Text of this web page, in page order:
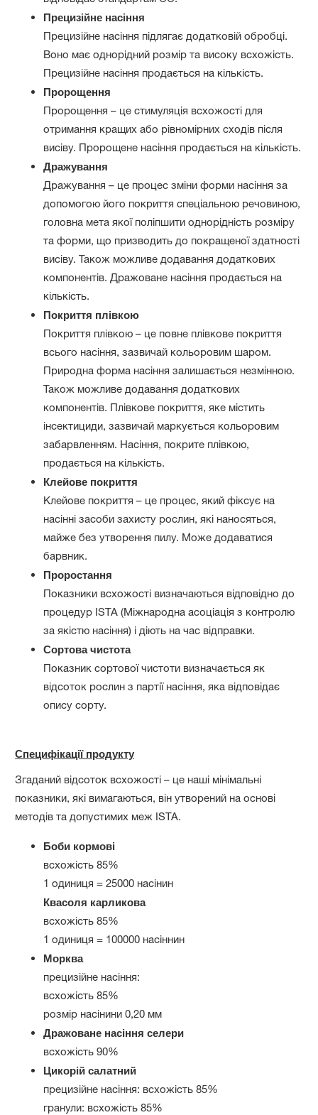
Прецизійне насіння
Прецизійне насіння підлягає додатковій обробці.
Воно має однорідний розмір та високу всхожість.
Прецизійне насіння продається на кількість.
Пророщення
Пророщення – це стимуляція всхожості для
отримання кращих або рівномірних сходів після
висіву. Пророщене насіння продається на кількість.
Дражування
Дражування – це процес зміни форми насіння за
допомогою його покриття спеціальною речовиною,
головна мета якої поліпшити однорідність розміру
та форми, що призводить до покращеної здатності
висіву. Також можливе додавання додаткових
компонентів. Дражоване насіння продається на
кількість.
Покриття плівкою
Покриття плівкою – це повне плівкове покриття
всього насіння, зазвичай кольоровим шаром.
Природна форма насіння залишається незмінною.
Також можливе додавання додаткових
компонентів. Плівкове покриття, яке містить
інсектициди, зазвичай маркується кольоровим
забарвленням. Насіння, покрите плівкою,
продається на кількість.
Клейове покриття
Клейове покриття – це процес, який фіксує на
насінні засоби захисту рослин, які наносяться,
майже без утворення пилу. Може додаватися
барвник.
Проростання
Показники всхожості визначаються відповідно до
процедур ISTA (Міжнародна асоціація з контролю
за якістю насіння) і діють на час відправки.
Сортова чистота
Показник сортової чистоти визначається як
відсоток рослин з партії насіння, яка відповідає
опису сорту.
Специфікації продукту
Згаданий відсоток всхожості – це наші мінімальні
показники, які вимагаються, він утворений на основі
методів та допустимих меж ISTA.
Боби кормові
всхожість 85%
1 одиниця = 25000 насінин
Квасоля карликова
всхожість 85%
1 одиниця = 100000 насіннин
Морква
прецизійне насіння:
всхожість 85%
розмір насінини 0,20 мм
Дражоване насіння селери
всхожість 90%
Цикорій салатний
прецизійне насіння: всхожість 85%
гранули: всхожість 85%